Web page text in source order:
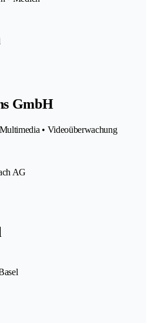
GmbH
• Videoüberwachung
AG